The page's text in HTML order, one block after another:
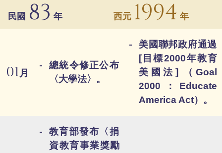
民國 83 年 西元 1994 年
01月
總統令修正公布
〈大學法〉。
美國聯邦政府通過
[目標2000年教育
美國法] （Goal
2000：Educate
America Act）。
教育部發布〈捐
資教育事業獎勵